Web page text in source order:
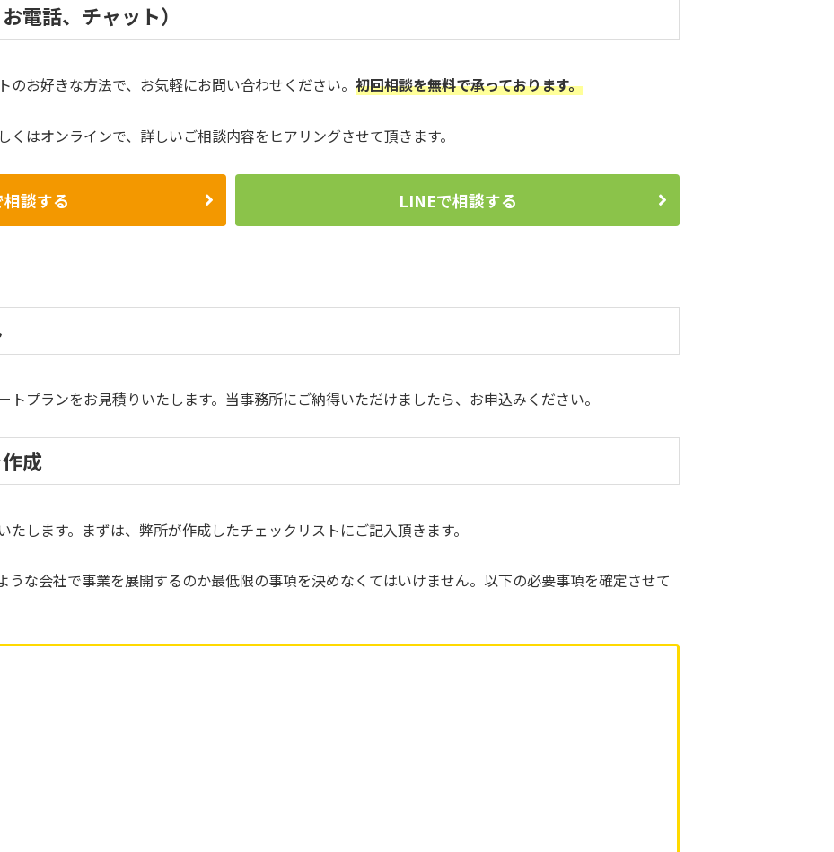
電話、チャット）
のお好きな方法で、お気軽にお問い合わせください。 初回相談を無料で承っております。
はオンラインで、詳しいご相談内容をヒアリングさせて頂きます。
談する LINEで相談する
プランをお見積りいたします。当事務所にご納得いただけましたら、お申込みください。
成
します。まずは、弊所が作成したチェックリストにご記入頂きます。
うな会社で事業を展開するのか最低限の事項を決めなくてはいけません。以下の必要事項を確定させて